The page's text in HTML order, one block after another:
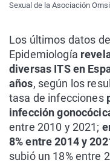
Sexual de la Asociación
Los últimos datos
Epidemiología
diversas ITS en
años, según los
tasa de infecciones
infección
entre 2010 y 2021;
8% entre 2014 y
subió un 18% entre